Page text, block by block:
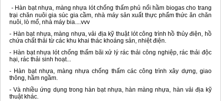
- Hàn bạt nhựa, màng nhựa lót chống thấm phủ nổi hầm biogas cho trang
trại chăn nuôi gia súc gia cầm, nhà máy sản xuất thực phẩm thức ăn chăn
nuôi, lò mổ, nhà máy bia....vvv
- Hàn bạt nhựa, màng nhựa, vải địa kỹ thuật lót công trình hồ thủy điện, hồ
chứa chất thải từ các khu khai thác khoáng sản, nhiệt điện.
- Hàn bạt nhựa lót chống thấm bãi xử lý rác thải công nghiệp, rác thải độc
hại, rác thải sinh hoạt...
- Hàn bạt nhựa, màng nhựa chống thấm các công trình xây dựng, giao
thông, hầm ngầm.
- Và nhiều ứng dụng trong hàn bạt nhựa, hàn màng nhựa, hàn vải địa kỹ
thuật khác.